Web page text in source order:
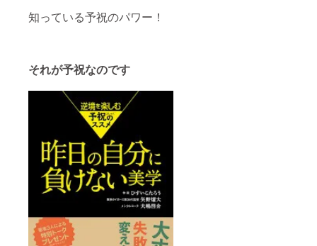
知っている予祝のパワー！
それが予祝なのです